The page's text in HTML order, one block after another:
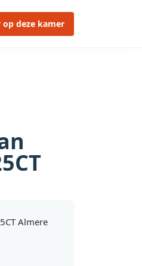
op deze kamer
Almere